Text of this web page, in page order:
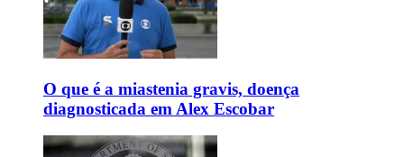
O que é a miastenia gravis, doença
diagnosticada em Alex Escobar